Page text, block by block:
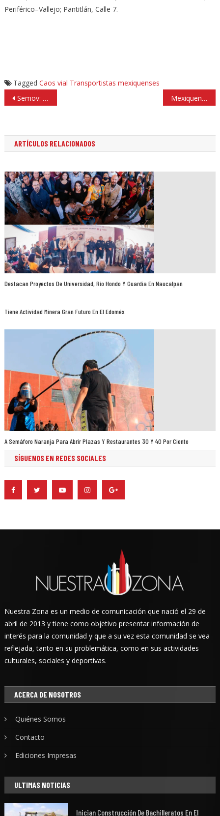
Periférico–Vallejo; Pantitlán, Calle 7.
Tagged Caos vial Transportistas mexiquenses
Navegación
de
Semov: modernización del transporte, cuestión de seguridad Mexiquenses se coronan bicampeonas en hockey sobre pasto
ARTÍCULOS RELACIONADOS
Destacan Proyectos De Universidad, Río Hondo Y Guardia En Naucalpan
Tiene Actividad Minera Gran Futuro En El Edoméx
A Semáforo Naranja Para Abrir Plazas Y Restaurantes 30 Y 40 Por Ciento
SÍGUENOS EN REDES SOCIALES
Nuestra Zona es un medio de comunicación que nació el 29 de
abril de 2013 y tiene como objetivo presentar información de
interés para la comunidad y que a su vez esta comunidad se vea
reflejada, tanto en su problemática, como en sus actividades
culturales, sociales y deportivas.
ACERCA DE NOSOTROS
Quiénes Somos
Contacto
Ediciones Impresas
ULTIMAS NOTICIAS
Inician Construcción De Bachilleratos En El